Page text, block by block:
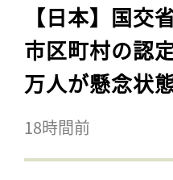
【日本】国交
市区町村の認
万人が懸念状
18時間前